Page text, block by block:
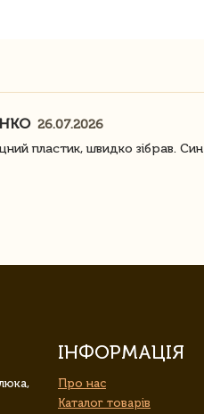
26.07.2026
пластик, швидко зібрав. Син
ІНФОРМАЦІЯ
Про нас
Каталог товарів